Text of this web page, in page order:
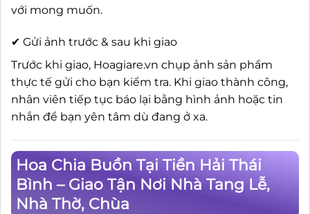
với mong muốn.
✔ Gửi ảnh trước & sau khi giao
Trước khi giao, Hoagiare.vn chụp ảnh sản phẩm
thực tế gửi cho bạn kiểm tra. Khi giao thành công,
nhân viên tiếp tục báo lại bằng hình ảnh hoặc tin
nhắn để bạn yên tâm dù đang ở xa.
Hoa Chia Buồn Tại Tiền Hải Thái
Bình – Giao Tận Nơi Nhà Tang Lễ,
Nhà Thờ, Chùa